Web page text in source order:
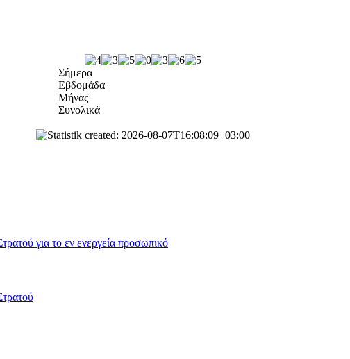
Σήμερα
Εβδομάδα
Μήνας
Συνολικά
για το εν ενεργεία προσωπικό